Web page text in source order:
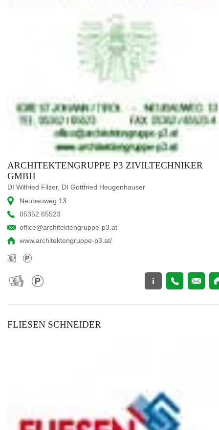
ARCHITEKTENGRUPPE P3 ZIVILTECHNIKER
GMBH
DI Wilfried Filzer, DI Gottfried Heugenhauser
Neubauweg 13
05352 65523
office@architektengruppe-p3.at
www.architektengruppe-p3.at/
FLIESEN SCHNEIDER